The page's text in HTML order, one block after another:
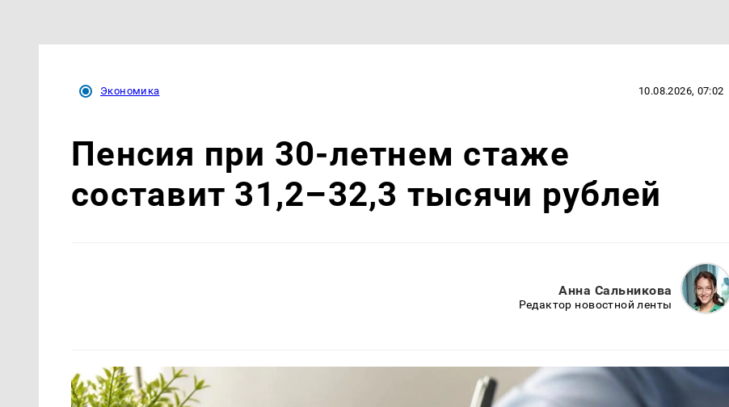
Экономика 10.08.2026, 07:02
Пенсия при 30-летнем стаже
составит 31,2–32,3 тысячи рублей
Анна Сальникова
Редактор новостной ленты